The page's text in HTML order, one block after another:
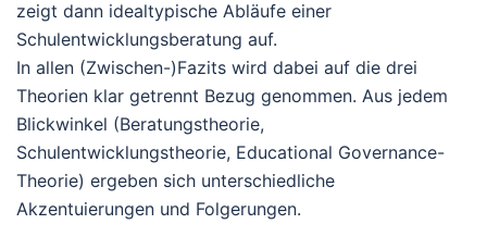
zeigt dann idealtypische Abläufe einer
Schulentwicklungsberatung auf.
In allen (Zwischen-)Fazits wird dabei auf die drei
Theorien klar getrennt Bezug genommen. Aus jedem
Blickwinkel (Beratungstheorie,
Schulentwicklungstheorie, Educational Governance-
Theorie) ergeben sich unterschiedliche
Akzentuierungen und Folgerungen.